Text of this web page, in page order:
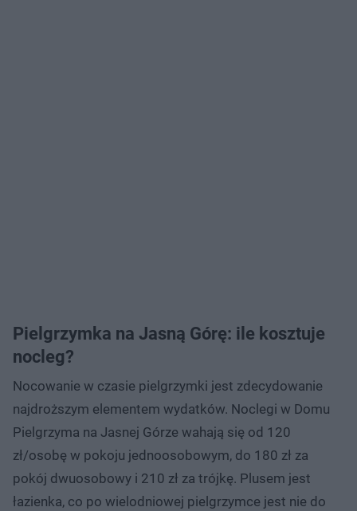
Pielgrzymka na Jasną Górę: ile kosztuje
nocleg?
Nocowanie w czasie pielgrzymki jest zdecydowanie
najdroższym elementem wydatków. Noclegi w Domu
Pielgrzyma na Jasnej Górze wahają się od 120
zł/osobę w pokoju jednoosobowym, do 180 zł za
pokój dwuosobowy i 210 zł za trójkę. Plusem jest
łazienka, co po wielodniowej pielgrzymce jest nie do